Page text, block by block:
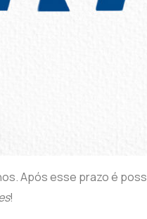
Após esse prazo é
!